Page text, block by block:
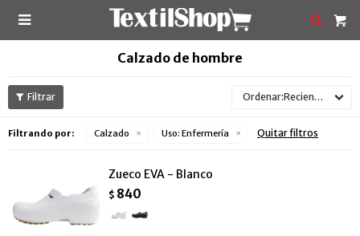

Calzado de hombre
Recientes
Filtrando por: Calzado Uso: Enfermería Quitar filtros
Zueco EVA - Blanco
$ 840